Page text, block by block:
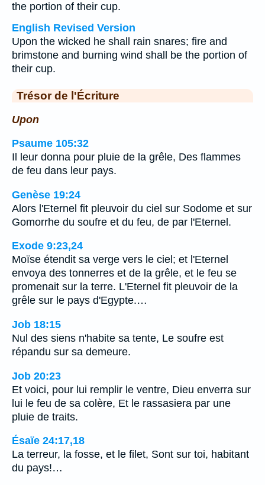
the portion of their cup.
English Revised Version
Upon the wicked he shall rain snares; fire and
brimstone and burning wind shall be the portion of
their cup.
Trésor de l'Écriture
Upon
Psaume 105:32
Il leur donna pour pluie de la grêle, Des flammes
de feu dans leur pays.
Genèse 19:24
Alors l'Eternel fit pleuvoir du ciel sur Sodome et sur
Gomorrhe du soufre et du feu, de par l'Eternel.
Exode 9:23,24
Moïse étendit sa verge vers le ciel; et l'Eternel
envoya des tonnerres et de la grêle, et le feu se
promenait sur la terre. L'Eternel fit pleuvoir de la
grêle sur le pays d'Egypte.…
Job 18:15
Nul des siens n'habite sa tente, Le soufre est
répandu sur sa demeure.
Job 20:23
Et voici, pour lui remplir le ventre, Dieu enverra sur
lui le feu de sa colère, Et le rassasiera par une
pluie de traits.
Ésaïe 24:17,18
La terreur, la fosse, et le filet, Sont sur toi, habitant
du pays!…